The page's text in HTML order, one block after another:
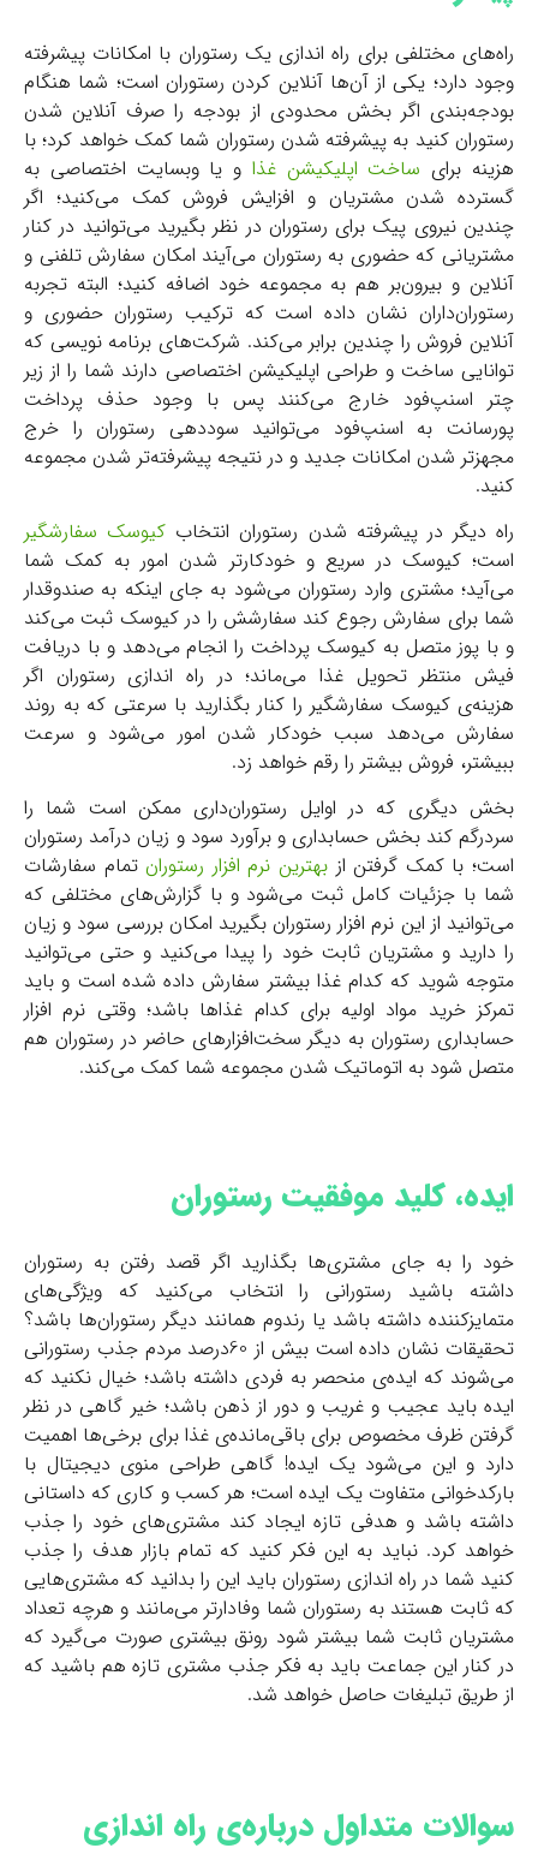
راه‌های مختلفی برای راه اندازی یک رستوران با امکانات پیشرفته
وجود دارد؛ یکی از آن‌ها آنلاین کردن رستوران است؛ شما هنگام
بودجه‌بندی اگر بخش محدودی از بودجه را صرف آنلاین شدن
رستوران کنید به پیشرفته شدن رستوران شما کمک خواهد کرد؛ با
هزینه برای ساخت اپلیکیشن غذا و یا وبسایت اختصاصی به
گسترده شدن مشتریان و افزایش فروش کمک می‌کنید؛ اگر
چندین نیروی پیک برای رستوران در نظر بگیرید می‌توانید در کنار
مشتریانی که حضوری به رستوران می‌آیند امکان سفارش تلفنی و
آنلاین و بیرون‌بر هم به مجموعه خود اضافه کنید؛ البته تجربه
رستوران‌داران نشان داده است که ترکیب رستوران حضوری و
آنلاین فروش را چندین برابر می‌کند. شرکت‌های برنامه نویسی که
توانایی ساخت و طراحی اپلیکیشن اختصاصی دارند شما را از زیر
چتر اسنپ‌فود خارج می‌کنند پس با وجود حذف پرداخت
پورسانت به اسنپ‌فود می‌توانید سوددهی رستوران را خرج
مجهزتر شدن امکانات جدید و در نتیجه پیشرفته‌تر شدن مجموعه
کنید.
راه دیگر در پیشرفته شدن رستوران انتخاب کیوسک سفارشگیر
است؛ کیوسک در سریع‌ و خودکارتر شدن امور به کمک شما
می‌آید؛ مشتری وارد رستوران می‌شود به جای اینکه به صندوقدار
شما برای سفارش رجوع کند سفارشش را در کیوسک ثبت می‌کند
و با پوز متصل به کیوسک پرداخت را انجام می‌دهد و با دریافت
فیش منتظر تحویل غذا می‌ماند؛ در راه اندازی رستوران اگر
هزینه‌ی کیوسک سفارشگیر را کنار بگذارید با سرعتی که به روند
سفارش می‌دهد سبب خودکار شدن امور می‌شود و سرعت
ببیشتر، فروش بیشتر را رقم خواهد زد.
بخش دیگری که در اوایل رستوران‌داری ممکن است شما را
سردرگم کند بخش حسابداری و برآورد سود و زیان درآمد رستوران
است؛ با کمک گرفتن از بهترین نرم افزار رستورانتمام سفارشات
شما با جزئیات کامل ثبت می‌شود و با گزارش‌های مختلفی که
می‌توانید از این نرم افزار رستوران بگیرید امکان بررسی سود و زیان
را دارید و مشتریان ثابت خود را پیدا می‌کنید و حتی می‌توانید
متوجه شوید که کدام غذا بیشتر سفارش داده شده است و باید
تمرکز خرید مواد اولیه برای کدام غذاها باشد؛ وقتی نرم افزار
حسابداری رستوران به دیگر سخت‌افزارهای حاضر در رستوران هم
متصل شود به اتوماتیک شدن مجموعه شما کمک می‌کند.
ایده، کلید موفقیت رستوران
خود را به جای مشتری‌ها بگذارید اگر قصد رفتن به رستوران
داشته باشید رستورانی را انتخاب می‌کنید که ویژگی‌های
متمایزکننده داشته باشد یا رندوم همانند دیگر رستورا‌ن‌ها باشد؟
تحقیقات نشان داده است بیش از 60درصد مردم جذب رستورانی
می‌شوند که ایده‌ی منحصر به فردی داشته باشد؛ خیال نکنید که
ایده باید عجیب و غریب و دور از ذهن باشد؛ خیر گاهی در نظر
گرفتن ظرف مخصوص برای باقی‌مانده‌ی غذا برای برخی‌ها اهمیت
دارد و این می‌شود یک ایده! گاهی طراحی منوی دیجیتال با
بارکدخوانی متفاوت یک ایده است؛ هر کسب و کاری که داستانی
داشته باشد و هدفی تازه ایجاد کند مشتری‌های خود را جذب
خواهد کرد. نباید به این فکر کنید که تمام بازار هدف را جذب
کنید شما در راه اندازی رستوران باید این را بدانید که مشتری‌هایی
که ثابت هستند به رستوران شما وفادارتر می‌مانند و هرچه تعداد
مشتریان ثابت شما بیشتر شود رونق بیشتری صورت می‌گیرد که
در کنار این جماعت باید به فکر جذب مشتری تازه هم باشید که
از طریق تبلیغات حاصل خواهد شد.
سوالات متداول درباره‌ی راه اندازی